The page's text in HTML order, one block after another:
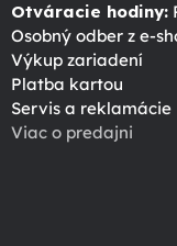
Otváracie hodiny:
Osobný odber z e-
Výkup zariadení
Platba kartou
Servis a reklamácie
Viac o predajni